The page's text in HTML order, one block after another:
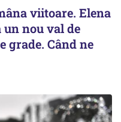
viitoare. Elena
nou val de
grade. Când ne